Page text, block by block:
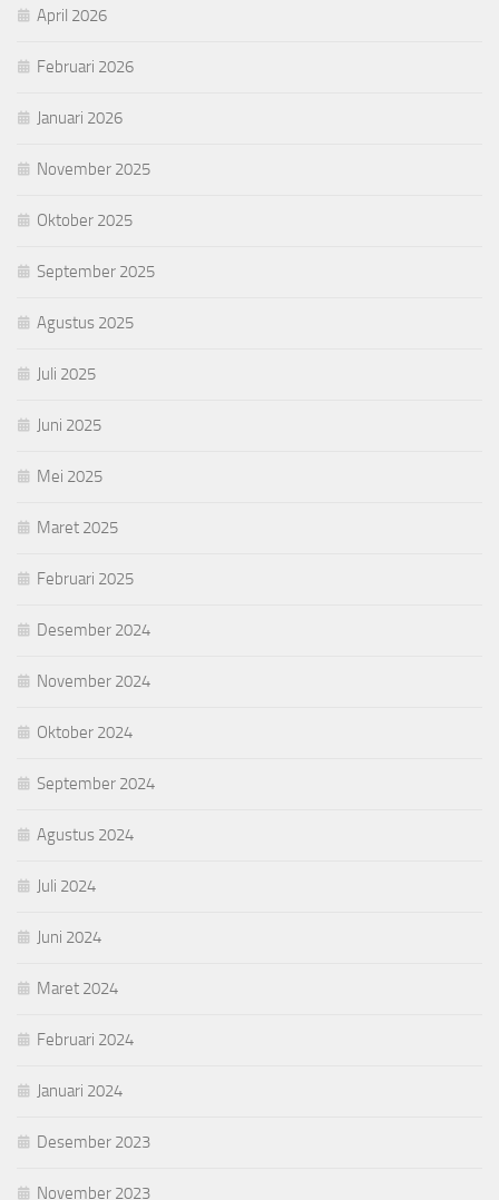
April 2026
Februari 2026
Januari 2026
November 2025
Oktober 2025
September 2025
Agustus 2025
Juli 2025
Juni 2025
Mei 2025
Maret 2025
Februari 2025
Desember 2024
November 2024
Oktober 2024
September 2024
Agustus 2024
Juli 2024
Juni 2024
Maret 2024
Februari 2024
Januari 2024
Desember 2023
November 2023